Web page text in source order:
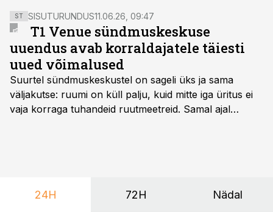
ST SISUTURUNDUS11.06.26, 09:47
T1 Venue sündmuskeskuse
uuendus avab korraldajatele täiesti
uued võimalused
Suurtel sündmuskeskustel on sageli üks ja sama
väljakutse: ruumi on küll palju, kuid mitte iga üritus ei
vaja korraga tuhandeid ruutmeetreid. Samal ajal
nendele vajadustele vastanud uuendusega, mis pakub
24H 72H Nädal